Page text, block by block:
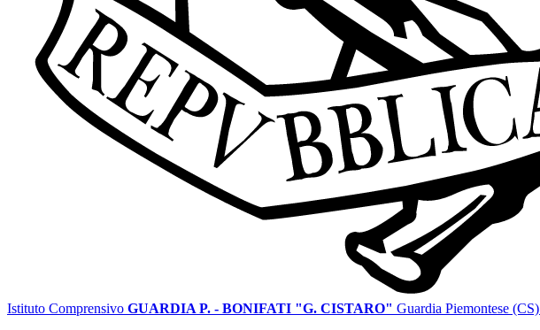
Istituto Comprensivo GUARDIA P. - BONIFATI "G. CISTARO" Guardia Piemontese (CS)